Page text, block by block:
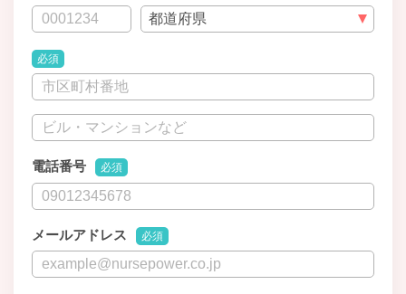
必須
電話番号 必須
メールアドレス 必須